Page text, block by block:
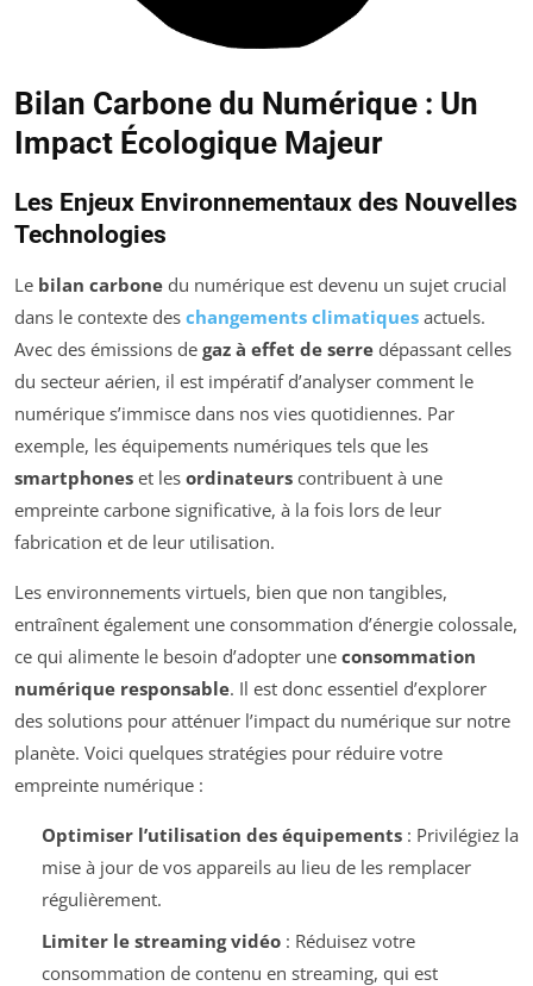
Bilan Carbone du Numérique : Un
Impact Écologique Majeur
Les Enjeux Environnementaux des Nouvelles
Technologies
Le bilan carbone du numérique est devenu un sujet crucial
dans le contexte des changements climatiques actuels.
Avec des émissions de gaz à effet de serre dépassant celles
du secteur aérien, il est impératif d’analyser comment le
numérique s’immisce dans nos vies quotidiennes. Par
exemple, les équipements numériques tels que les
smartphones et les ordinateurs contribuent à une
empreinte carbone significative, à la fois lors de leur
fabrication et de leur utilisation.
Les environnements virtuels, bien que non tangibles,
entraînent également une consommation d’énergie colossale,
ce qui alimente le besoin d’adopter une consommation
numérique responsable. Il est donc essentiel d’explorer
des solutions pour atténuer l’impact du numérique sur notre
planète. Voici quelques stratégies pour réduire votre
empreinte numérique :
Optimiser l’utilisation des équipements: Privilégiez la
mise à jour de vos appareils au lieu de les remplacer
régulièrement.
Limiter le streaming vidéo: Réduisez votre
consommation de contenu en streaming, qui est